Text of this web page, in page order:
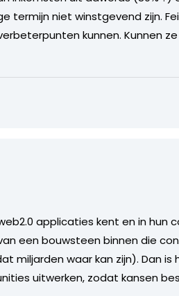
termijn niet winstgevend zijn.
kunnen. Kunnen
applicaties kent en in hun
een bouwsteen binnen die
miljarden waar kan zijn). Dan is
uitwerken, zodat kansen